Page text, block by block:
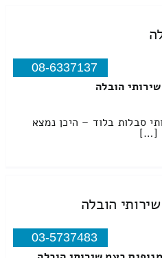
08-6337137
הובלה
סבלות בלוד – היכן נמצא
[…]
הובלה
03-5737483